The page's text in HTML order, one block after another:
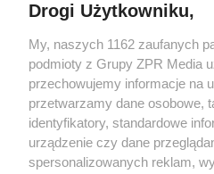
Drogi Użytkowniku,
My, naszych 1162 zaufanych
podmioty z Grupy ZPR Media
przechowujemy informacje na
przetwarzamy dane osobowe,
identyfikatory, standardowe
urządzenie czy dane
spersonalizowanych reklam,